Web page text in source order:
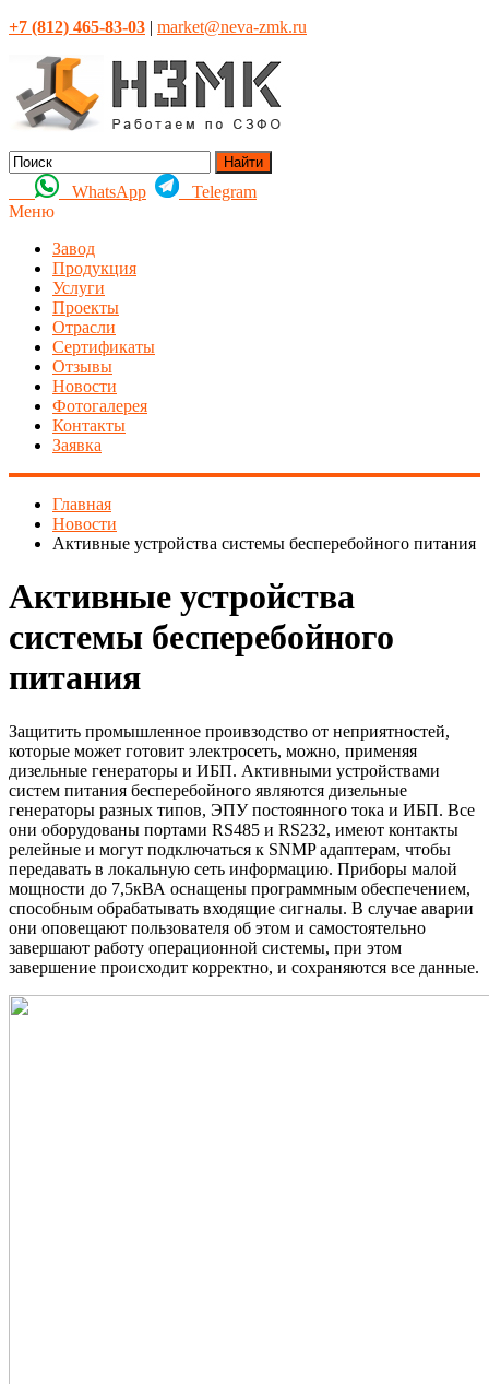
+7 (812) 465-83-03 | market@neva-zmk.ru
Найти
WhatsApp
Telegram
Меню
Завод
Продукция
Услуги
Проекты
Отрасли
Сертификаты
Отзывы
Новости
Фотогалерея
Контакты
Заявка
Главная
Новости
Активные устройства системы бесперебойного питания
Активные устройства
системы бесперебойного
питания
Защитить промышленное проивзодство от неприятностей,
которые может готовит электросеть, можно, применяя
дизельные генераторы и ИБП. Активными устройствами
систем питания бесперебойного являются дизельные
генераторы разных типов, ЭПУ постоянного тока и ИБП. Все
они оборудованы портами RS485 и RS232, имеют контакты
релейные и могут подключаться к SNMP адаптерам, чтобы
передавать в локальную сеть информацию. Приборы малой
мощности до 7,5кВА оснащены программным обеспечением,
способным обрабатывать входящие сигналы. В случае аварии
они оповещают пользователя об этом и самостоятельно
завершают работу операционной системы, при этом
завершение происходит корректно, и сохраняются все данные.